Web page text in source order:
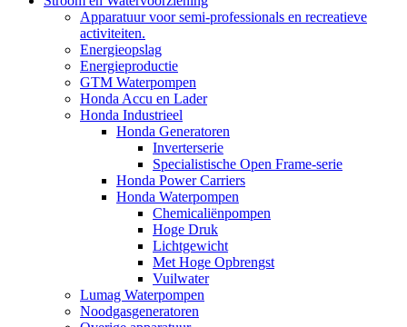
Apparatuur voor semi-professionals en recreatieve
activiteiten.
Energieopslag
Energieproductie
GTM Waterpompen
Honda Accu en Lader
Honda Industrieel
Honda Generatoren
Inverterserie
Specialistische Open Frame-serie
Honda Power Carriers
Honda Waterpompen
Chemicaliënpompen
Hoge Druk
Lichtgewicht
Met Hoge Opbrengst
Vuilwater
Lumag Waterpompen
Noodgasgeneratoren